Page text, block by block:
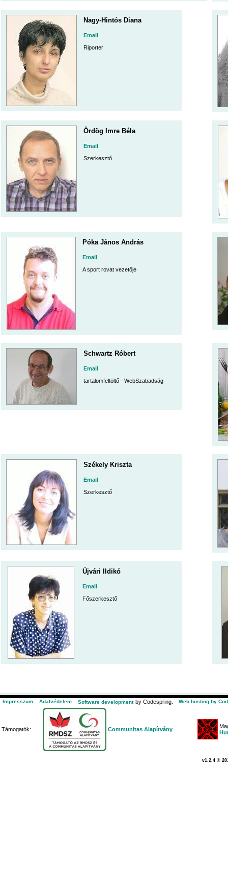
Nagy-Hintós Diana
Email
Riporter
Ördög Imre Béla
Email
Szerkesztő
Póka János András
Email
A sport rovat vezetője
Schwartz Róbert
Email
tartalomfeltöltő - WebSzabadság
Székely Kriszta
Email
Szerkesztő
Újvári Ildikó
Email
Főszerkesztő
Impresszum Adatvédelem Software development by Codespring. Web hosting by
Támogatók: Communitas Alapítvány
v1.2.4 ©